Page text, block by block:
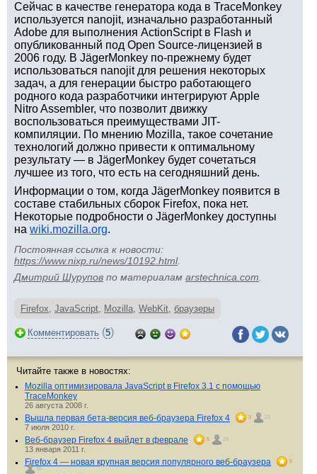
Сейчас в качестве генератора кода в TraceMonkey
используется nanojit, изначально разработанный
Adobe для выполнения ActionScript в Flash и
опубликованный под Open Source-лицензией в
2006 году. В JägerMonkey по-прежнему будет
использоваться nanojit для решения некоторых
задач, а для генерации быстро работающего
родного кода разработчики интегрируют Apple
Nitro Assembler, что позволит движку
воспользоваться преимуществами JIT-
компиляции. По мнению Mozilla, такое сочетание
технологий должно привести к оптимальному
результату — в JägerMonkey будет сочетаться
лучшее из того, что есть на сегодняшний день.
Информации о том, когда JägerMonkey появится в
составе стабильных сборок Firefox, пока нет.
Некоторые подробности о JägerMonkey доступны
на wiki.mozilla.org.
Постоянная ссылка к новости:
https://www.nixp.ru/news/10192.html.
Дмитрий Шурупов по материалам arstechnica.com
Firefox, JavaScript, Mozilla, WebKit, браузеры
Комментировать (5)
Читайте также в новостях:
Mozilla оптимизировала JavaScript в Firefox 3.1 с помощью
TraceMonkey
26 августа 2008 г.
Вышла первая бета-версия веб-браузера Firefox 4 3 13
7 июля 2010 г.
Веб-браузер Firefox 4 выйдет в феврале 5 23
13 января 2011 г.
Firefox 4 — новая крупная версия популярного веб-браузера
5
15